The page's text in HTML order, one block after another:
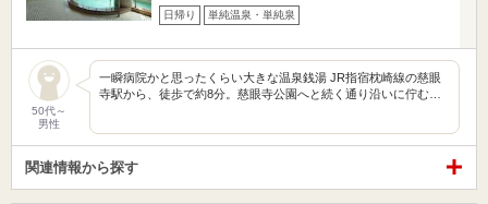
日帰り 単純温泉・単純泉
50代～
男性
一瞬病院かと思ったくらい大きな温泉銭湯 JR指宿枕崎線の慈眼
寺駅から、徒歩で約8分。慈眼寺公園へと続く通り沿いに佇む…
関連情報から探す